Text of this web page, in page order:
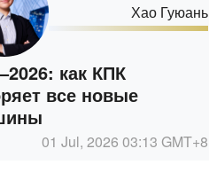
Хао Гуюань
как КПК
все новые
01 Jul, 2026 03:13 GMT+8